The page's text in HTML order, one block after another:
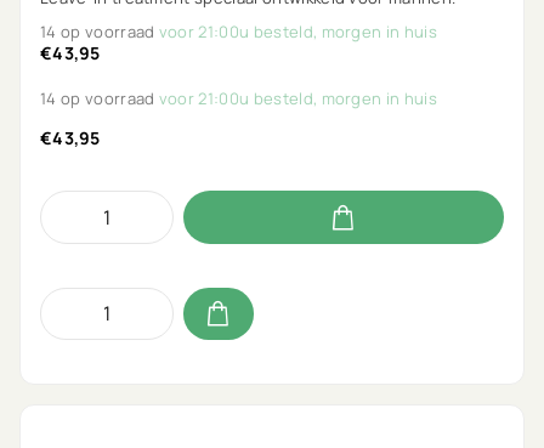
14 op voorraad voor 21:00u besteld, morgen in huis
€43,95
14 op voorraad voor 21:00u besteld, morgen in huis
€43,95